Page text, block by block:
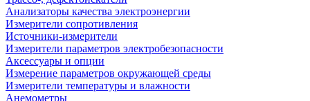
Анализаторы качества электроэнергии
Измерители сопротивления
Источники-измерители
Измерители параметров электробезопасности
Аксессуары и опции
Измерение параметров окружающей среды
Измерители температуры и влажности
Анемометры